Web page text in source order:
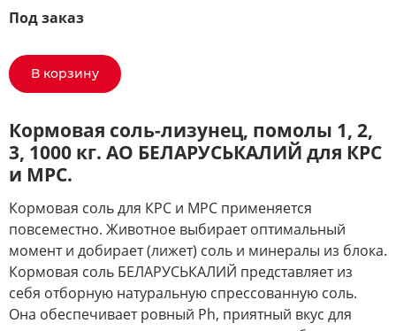
Под заказ
В корзину
Кормовая соль-лизунец, помолы 1, 2,
3, 1000 кг. АО БЕЛАРУСЬКАЛИЙ для КРС
и МРС.
Кормовая соль для КРС и МРС применяется
повсеместно. Животное выбирает оптимальный
момент и добирает (лижет) соль и минералы из блока.
Кормовая соль БЕЛАРУСЬКАЛИЙ представляет из
себя отборную натуральную спрессованную соль.
Она обеспечивает ровный Ph, приятный вкус для